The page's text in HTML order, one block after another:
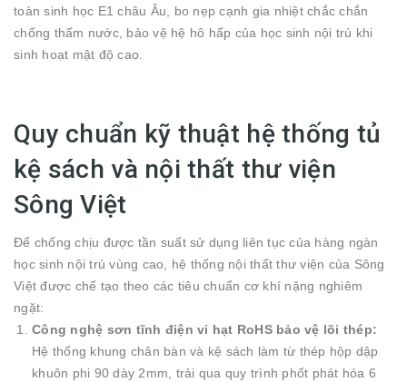
toàn sinh học E1 châu Âu, bo nẹp cạnh gia nhiệt chắc chắn
chống thấm nước, bảo vệ hệ hô hấp của học sinh nội trú khi
sinh hoạt mật độ cao.
Quy chuẩn kỹ thuật hệ thống tủ
kệ sách và nội thất thư viện
Sông Việt
Để chống chịu được tần suất sử dụng liên tục của hàng ngàn
học sinh nội trú vùng cao, hệ thống nội thất thư viện của Sông
Việt được chế tạo theo các tiêu chuẩn cơ khí nặng nghiêm
ngặt:
Công nghệ sơn tĩnh điện vi hạt RoHS bảo vệ lõi thép:
Hệ thống khung chân bàn và kệ sách làm từ thép hộp dập
khuôn phi 90 dày 2mm , trải qua quy trình phốt phát hóa 6